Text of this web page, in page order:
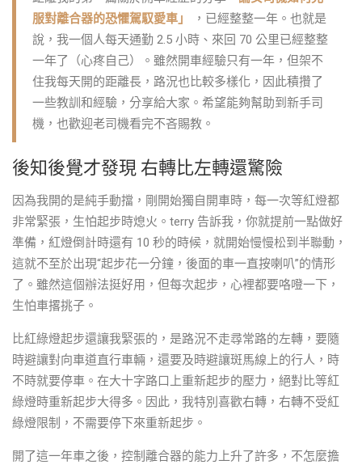
服對離合器的恐懼駕馭愛車」
，已經整整一年。也就是
說，我一個人每天通勤 2.5 小時、來回 70 公里已經整整
一年了（心疼自己）。雖然開車經驗只有一年，但架不
住我每天開的距離長，路況也比較多樣化，因此積攢了
一些教訓和經驗，分享給大家。希望能夠幫助到新手司
機，也歡迎老司機看完不吝賜教。
後知後覺才發現 右轉比左轉還驚險
因為我開的是純手動擋，剛開始獨自開車時，每一次等紅燈都
非常緊張，生怕起步時熄火。terry 告訴我，你就提前一點做好
準備，紅燈倒計時還有 10 秒的時候，就開始慢慢松到半聯動，
這就不至於出現“起步花一分鐘，後面的車一直按喇叭”的情形
了。雖然這個辦法挺好用，但每次起步，心裡都要咯噔一下，
生怕車撂挑子。
比紅綠燈起步還讓我緊張的，是路況不走尋常路的左轉，要隨
時避讓對向車道直行車輛，還要及時避讓斑馬線上的行人，時
不時就要停車。在大十字路口上重新起步的壓力，絕對比等紅
綠燈時重新起步大得多。因此，我特別喜歡右轉，右轉不受紅
綠燈限制，不需要停下來重新起步。
開了這一年車之後，控制離合器的能力上升了許多，不怎麼擔